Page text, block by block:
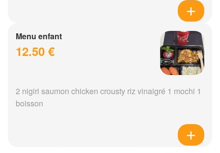
Menu enfant
12.50 €
2 nigiri saumon chicken crousty riz vinaigré 1 mochi 1
boisson